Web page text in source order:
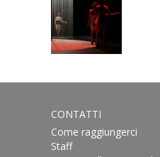
CONTATTI
Come raggiungerci
Staff